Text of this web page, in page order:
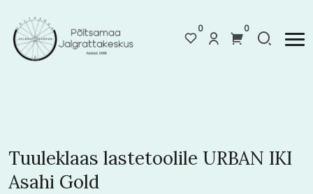
0 0
Tuuleklaas lastetoolile URBAN IKI
Asahi Gold